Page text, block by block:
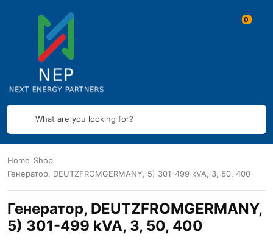
What are you looking for?
Home Shop
Генератор, DEUTZFROMGERMANY, 5) 301-499 kVA, 3, 50, 400
Генератор, DEUTZFROMGERMANY,
5) 301-499 kVA, 3, 50, 400